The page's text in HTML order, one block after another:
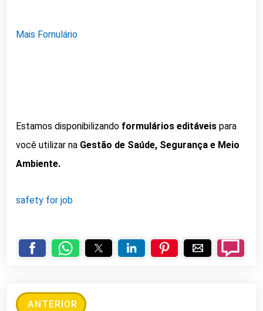
Mais Fornulário
Estamos disponibilizando formulários editáveis para
você utilizar na Gestão de Saúde, Segurança e Meio
Ambiente.
safety for job
ANTERIOR